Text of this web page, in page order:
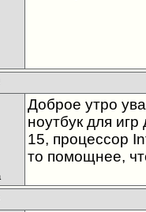
Доброе утро
ноутбук для
15, процессор
то помощнее,